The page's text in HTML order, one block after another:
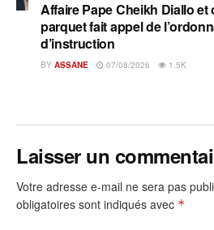
Affaire Pape Cheikh Diallo et
parquet fait appel de
d’instruction
BY ASSANE 07/08/2026 1.5K
Laisser un
Votre adresse e-mail ne sera pas
obligatoires sont indiqués avec *